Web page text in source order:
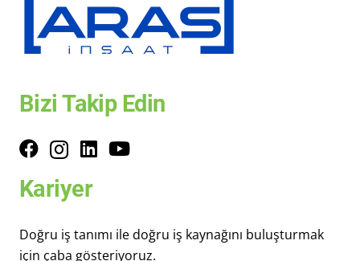
Bizi Takip Edin
Kariyer
Doğru iş tanımı ile doğru iş kaynağını buluşturmak
için çaba gösteriyoruz.